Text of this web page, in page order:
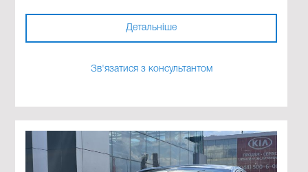
Детальніше
Зв'язатися з консультантом